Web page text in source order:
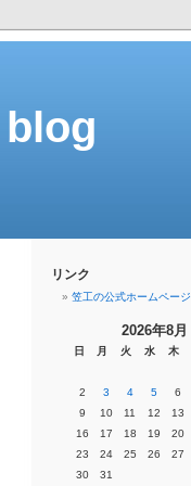
blog
リンク
笠工の公式ホームページ
2026年8月
日 月 火 水 木
2
3 4 5 6
9
10 11 12 13
16
17 18 19 20
23
24 25 26 27
30
31